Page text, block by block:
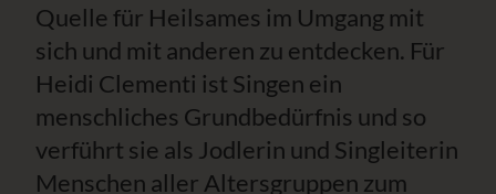
Quelle für Heilsames im Umgang mit
sich und mit anderen zu entdecken. Für
Heidi Clementi ist Singen ein
menschliches Grundbedürfnis und so
verführt sie als Jodlerin und Singleiterin
Menschen aller Altersgruppen zum